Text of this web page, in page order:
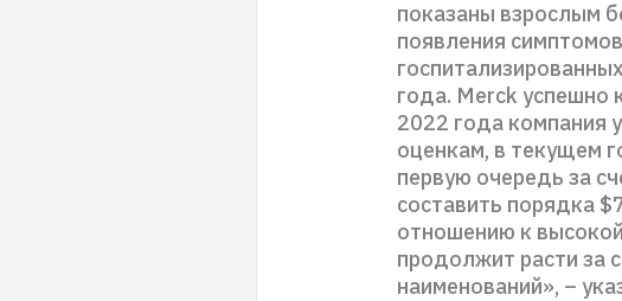
показаны взрослым
появления
года. Merck успешно
2022 года компания
оценкам, в текущем
первую очередь за
составить порядка
отношению к
продолжит расти за
наименований», –